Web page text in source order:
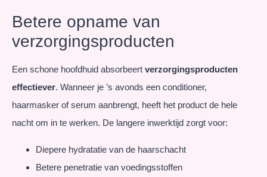
Betere opname van
verzorgingsproducten
Een schone hoofdhuid absorbeert verzorgingsproducten
effectiever. Wanneer je ’s avonds een conditioner,
haarmasker of serum aanbrengt, heeft het product de hele
nacht om in te werken. De langere inwerktijd zorgt voor:
Diepere hydratatie van de haarschacht
Betere penetratie van voedingsstoffen